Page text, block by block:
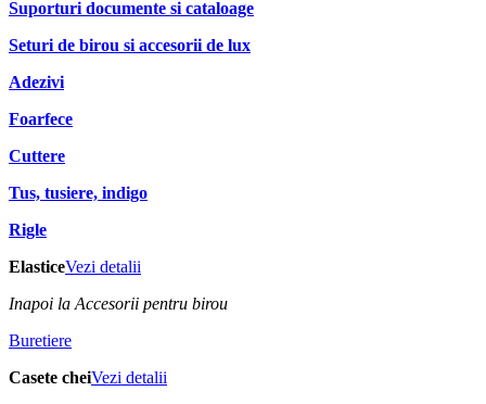
Suporturi documente si cataloage
Seturi de birou si accesorii de lux
Adezivi
Foarfece
Cuttere
Tus, tusiere, indigo
Rigle
ElasticeVezi detalii
Inapoi la Accesorii pentru birou
Buretiere
Casete cheiVezi detalii